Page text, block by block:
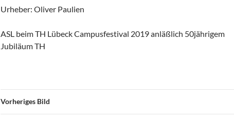
Urheber: Oliver Paulien
ASL beim TH Lübeck Campusfestival 2019 anläßlich 50jährigem
Jubiläum TH
Vorheriges Bild